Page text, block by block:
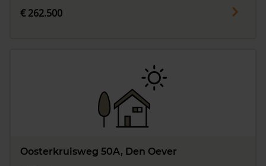
€ 262.500
Oosterkruisweg 50A, Den Oever